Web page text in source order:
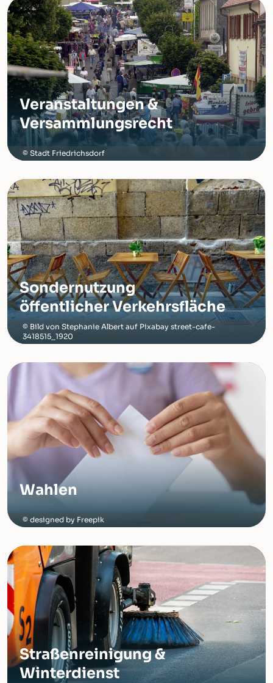
Veranstaltungen &
Versammlungsrecht
Stadt Friedrichsdorf
Sondernutzung
öffentlicher Verkehrsfläche
Bild von Stephanie Albert auf Pixabay street-cafe-
3418515_1920
Wahlen
designed by Freepik
Straßenreinigung &
Winterdienst